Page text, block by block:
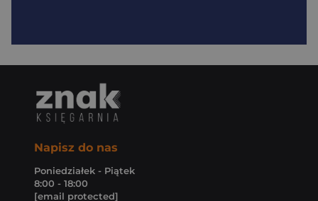
Napisz do nas
Poniedziałek - Piątek
8:00 - 18:00
[email protected]